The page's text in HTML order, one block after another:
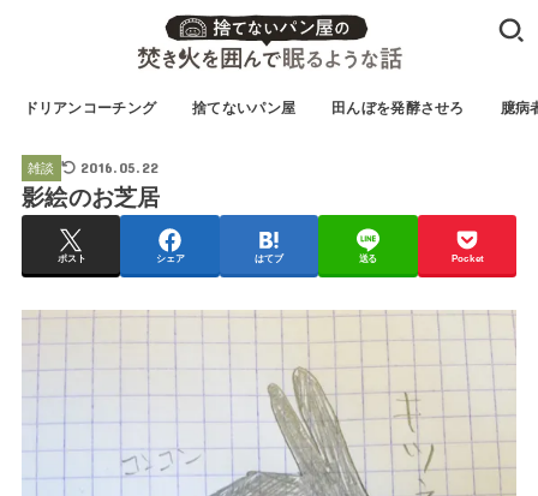
ドリアンコーチング 捨てないパン屋 田んぼを発酵させろ 臆病
雑談 2016.05.22
影絵のお芝居
ポスト シェア はてブ 送る Pocket